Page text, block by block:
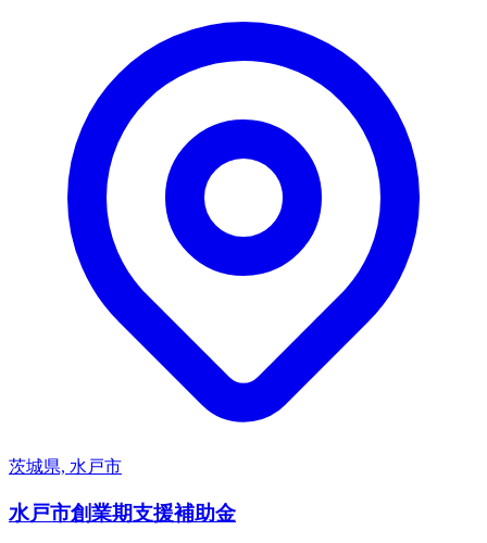
茨城県, 水戸市
水戸市創業期支援補助金